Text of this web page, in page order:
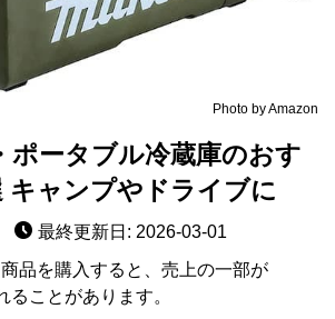
Photo by Amazon
ポータブル冷蔵庫のおす
キャンプやドライブに
最終更新日: 2026-03-01
品を購入すると、売上の一部が
ることがあります。